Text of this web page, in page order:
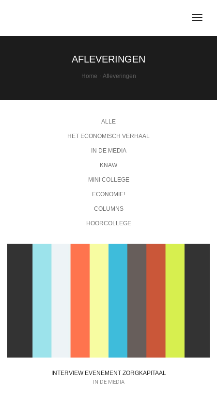
AFLEVERINGEN
Home Afleveringen
ALLE
HET ECONOMISCH VERHAAL
IN DE MEDIA
KNAW
MINI COLLEGE
ECONOMIE!
COLUMNS
HOORCOLLEGE
INTERVIEW EVENEMENT ZORGKAPITAAL
IN DE MEDIA